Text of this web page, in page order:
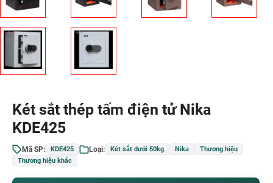
Két sắt thép tấm điện tử Nika
KDE425
Mã SP: KDE425 Loại: Két sắt dưới 50kg Nika
Thương hiệu
Thương hiệu khác